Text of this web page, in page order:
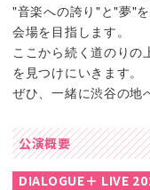
"音楽への誇り"と"夢"
会場を目指します。
ここから続く道のりの
を見つけにいきます。
ぜひ、一緒に渋谷の地
公演概要
DIALOGUE＋ LIVE